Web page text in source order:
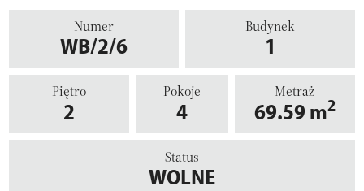
Numer
WB/2/6
Budynek
1
Piętro
2
Pokoje
4
Metraż
69.59 m2
Status
WOLNE